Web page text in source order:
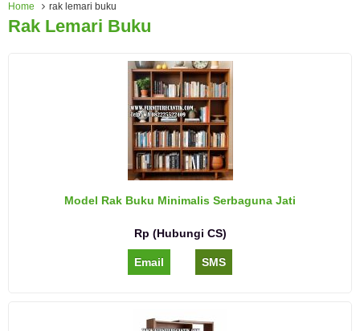
Home rak lemari buku
Rak Lemari Buku
Model Rak Buku Minimalis Serbaguna Jati
Rp (Hubungi CS)
Email SMS